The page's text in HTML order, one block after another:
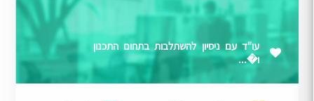
עו"ד עם ניסיון להשתלבות בתחום התכנון
ו�...